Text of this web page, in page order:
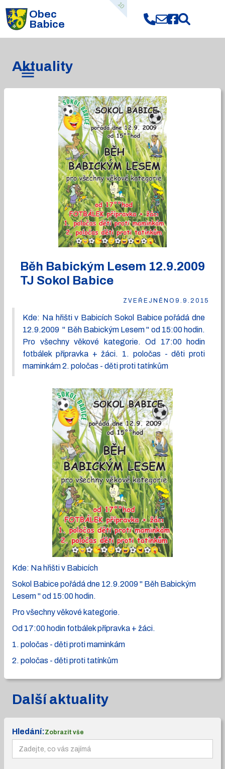
Obec
Babice
10
Aktuality
Běh Babickým Lesem 12.9.2009
TJ Sokol Babice
ZVEŘEJNĚNO 9.9.2015
Kde: Na hřišti v Babicích Sokol Babice pořádá dne
12.9.2009 " Běh Babickým Lesem " od 15:00 hodin.
Pro všechny věkové kategorie. Od 17:00 hodin
fotbálek přípravka + žáci. 1. poločas - děti proti
maminkám 2. poločas - děti proti tatínkům
Kde: Na hřišti v Babicích
Sokol Babice pořádá dne 12.9.2009 " Běh Babickým
Lesem " od 15:00 hodin.
Pro všechny věkové kategorie.
Od 17:00 hodin fotbálek přípravka + žáci.
1. poločas - děti proti maminkám
2. poločas - děti proti tatínkům
Další aktuality
Hledání:Zobrazit vše